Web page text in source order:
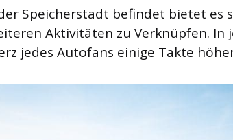
Speicherstadt befindet bietet es
Aktivitäten zu Verknüpfen. In
jedes Autofans einige Takte